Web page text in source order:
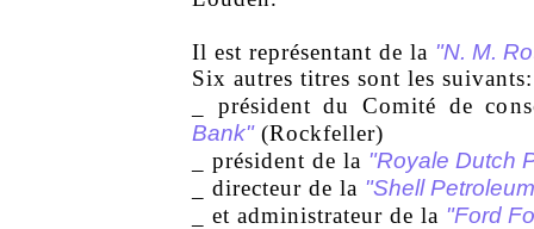
Il est représentant de la "N. M.
Six autres titres sont les suivants:
_ président du Comité de
Bank"(Rockfeller)
_ président de la "Royale Dutch
_ directeur de la "Shell
_ et administrateur de la "Ford